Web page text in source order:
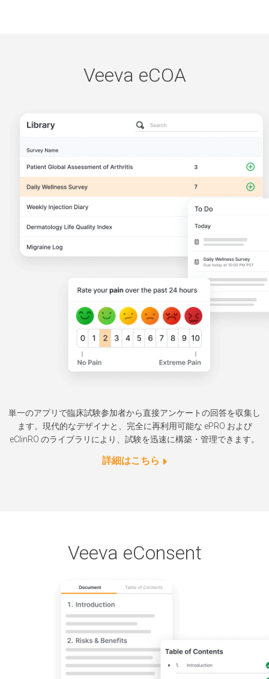
Veeva eCOA
単一のアプリで臨床試験参加者から直接アンケートの回答を収集し
ます。現代的なデザイナと、完全に再利用可能な ePRO および
eClinRO のライブラリにより、試験を迅速に構築・管理できます。
詳細はこちら
Veeva eConsent